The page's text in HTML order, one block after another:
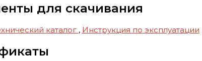
для скачивания
каталог , Инструкция по эксплуатации